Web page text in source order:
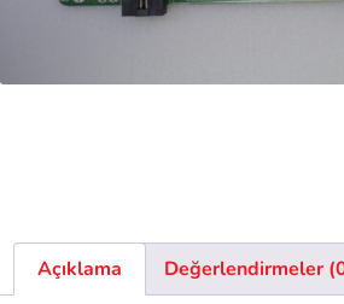
Açıklama Değerlendirmeler